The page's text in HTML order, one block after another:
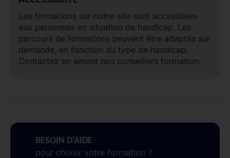
Les formations sur notre site sont accessibles
aux personnes en situation de handicap. Les
parcours de formations peuvent être adaptés sur
demande, en fonction du type de handicap.
Contactez en amont nos conseillers formation.
BESOIN D’AIDE
pour choisir votre formation ?